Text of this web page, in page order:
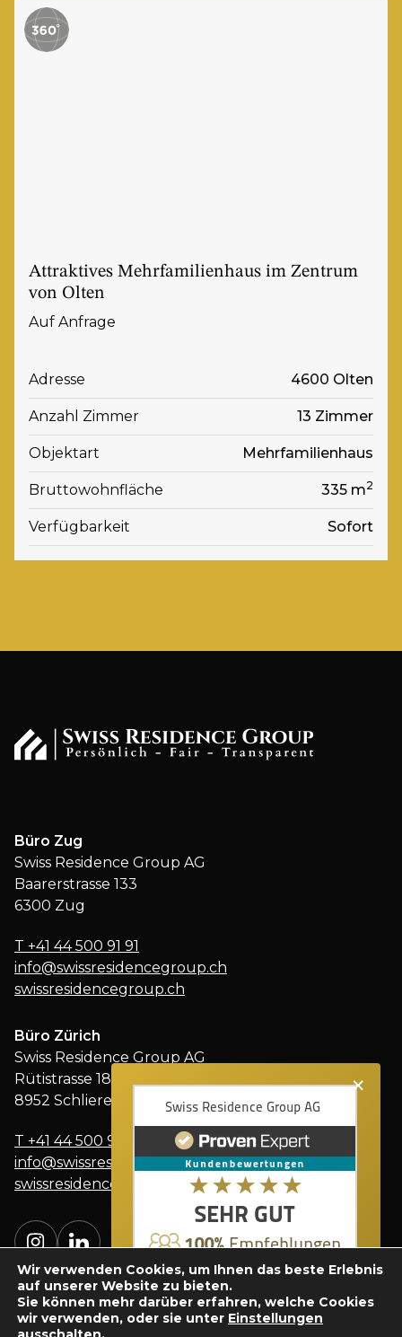
×
Attraktives Mehrfamilienhaus im Zentrum
von Olten
Auf Anfrage
Adresse 4600 Olten
Anzahl Zimmer 13 Zimmer
Objektart Mehrfamilienhaus
Bruttowohnfläche 335 m2
Verfügbarkeit Sofort
Büro Zug
Swiss Residence Group AG
Baarerstrasse 133
6300 Zug
T +41 44 500 91 91
info@swissresidencegroup.ch
swissresidencegroup.ch
Büro Zürich
Swiss Residence Group AG
Rütistrasse 18
8952 Schlieren
T +41 44 500 91 91
info@swissresidencegroup.ch
swissresidencegroup.ch
Wir verwenden Cookies, um Ihnen das beste Erlebnis
auf unserer Website zu bieten.
Sie können mehr darüber erfahren, welche Cookies
wir verwenden, oder sie unter Einstellungen